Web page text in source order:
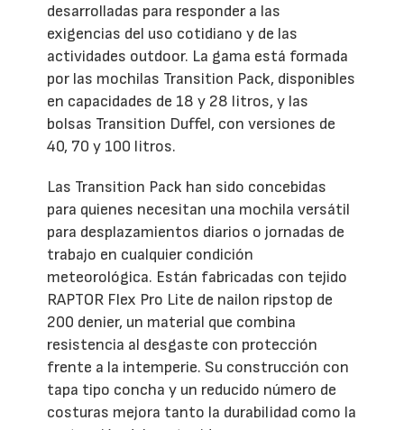
desarrolladas para responder a las
exigencias del uso cotidiano y de las
actividades outdoor. La gama está formada
por las mochilas Transition Pack, disponibles
en capacidades de 18 y 28 litros, y las
bolsas Transition Duffel, con versiones de
40, 70 y 100 litros.
Las Transition Pack han sido concebidas
para quienes necesitan una mochila versátil
para desplazamientos diarios o jornadas de
trabajo en cualquier condición
meteorológica. Están fabricadas con tejido
RAPTOR Flex Pro Lite de nailon ripstop de
200 denier, un material que combina
resistencia al desgaste con protección
frente a la intemperie. Su construcción con
tapa tipo concha y un reducido número de
costuras mejora tanto la durabilidad como la